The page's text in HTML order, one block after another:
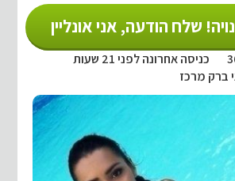
שלח הודעה, אני אונליין
כניסה אחרונה לפני 21 שעות
ברק מרכז